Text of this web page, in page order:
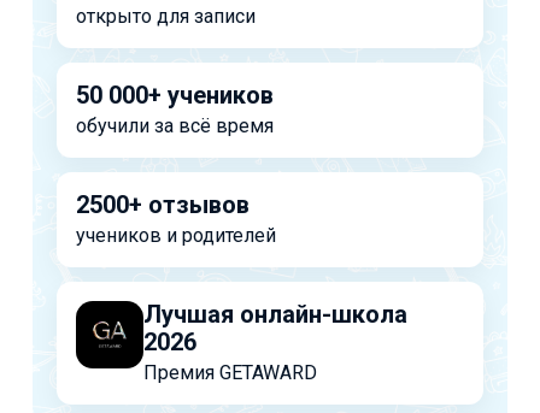
открыто для записи
50 000+ учеников
обучили за всё время
2500+ отзывов
учеников и родителей
Лучшая онлайн-школа
2026
Премия GETAWARD